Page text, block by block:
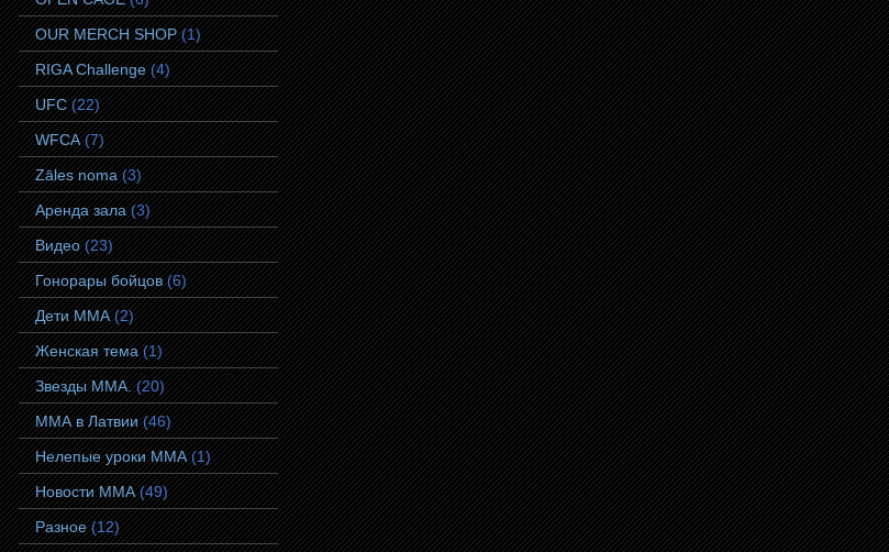
OUR MERCH SHOP (1)
RIGA Challenge (4)
UFC (22)
WFCA (7)
Zāles noma (3)
Аренда зала (3)
Видео (23)
Гонорары бойцов (6)
Дети ММА (2)
Женская тема (1)
Звезды ММА. (20)
ММА в Латвии (46)
Нелепые уроки ММА (1)
Новости ММА (49)
Разное (12)